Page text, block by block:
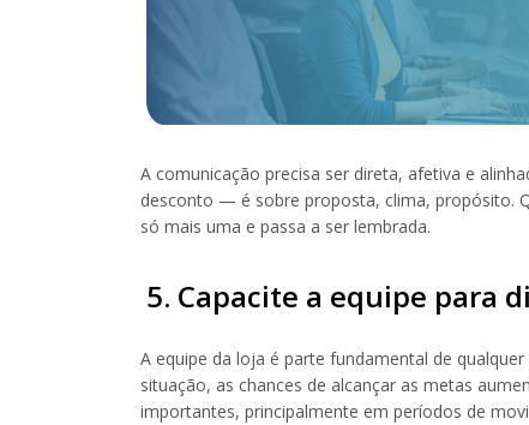
A comunicação precisa ser direta, afetiva e
desconto — é sobre proposta, clima, propósito.
só mais uma e passa a ser lembrada.
5. Capacite a equipe para
A equipe da loja é parte fundamental de
situação, as chances de alcançar as metas
importantes, principalmente em períodos de